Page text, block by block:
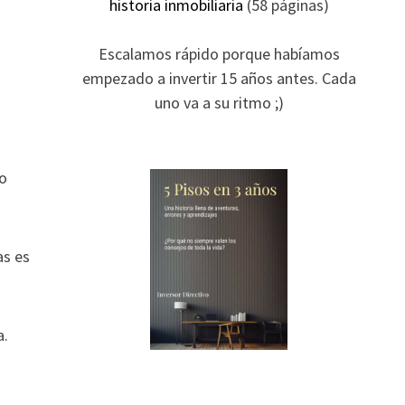
es
historia inmobiliaria (58 páginas)
Escalamos rápido porque habíamos
empezado a invertir 15 años antes. Cada
uno va a su ritmo ;)